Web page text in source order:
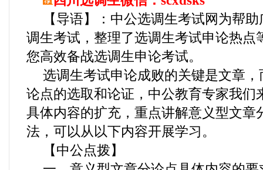
【导语】：中公选调生考试网为帮
调生考试，整理了选调生考试申论热点
您高效备战选调生申论考试。
选调生考试申论成败的关键是文章
论点的选取和论证，中公教育专家我们
具体内容的扩充，重点讲解意义型文章
法，可以从以下内容开展学习。
【中公点拨】